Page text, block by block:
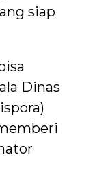
siap
Dinas